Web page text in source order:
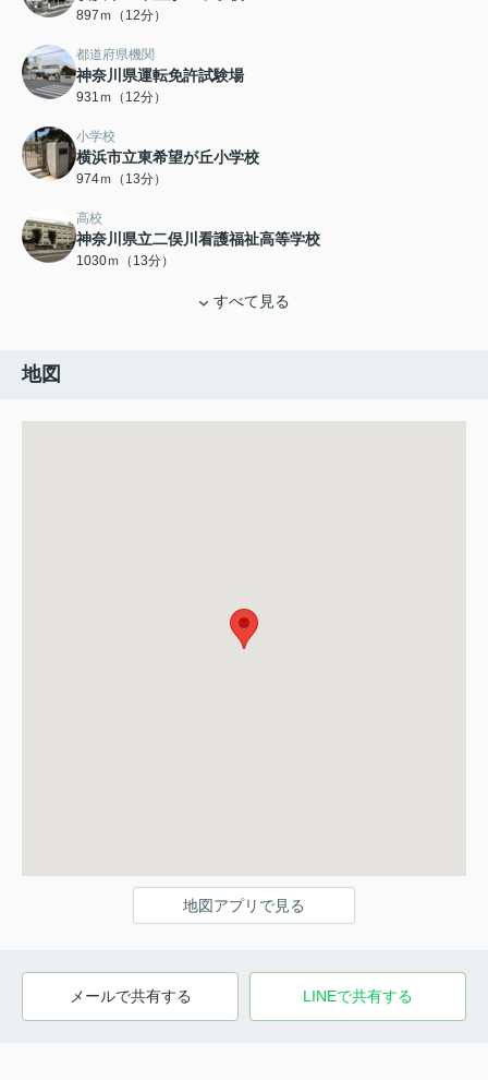
897ｍ（12分）
都道府県機関
神奈川県運転免許試験場
931ｍ（12分）
小学校
横浜市立東希望が丘小学校
974ｍ（13分）
高校
神奈川県立二俣川看護福祉高等学校
1030ｍ（13分）
すべて見る
地図
地図アプリで見る
メールで共有する LINEで共有する